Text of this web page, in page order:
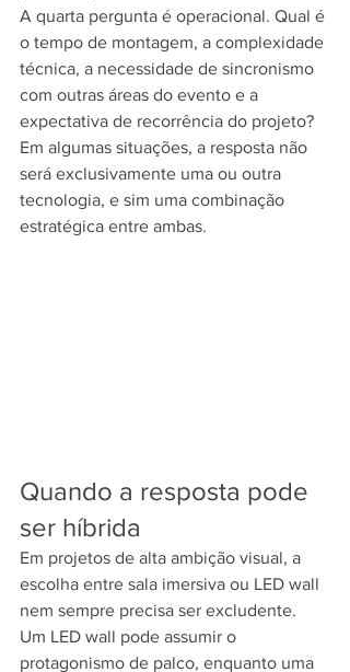
A quarta pergunta é operacional. Qual é
o tempo de montagem, a complexidade
técnica, a necessidade de sincronismo
com outras áreas do evento e a
expectativa de recorrência do projeto?
Em algumas situações, a resposta não
será exclusivamente uma ou outra
tecnologia, e sim uma combinação
estratégica entre ambas.
Quando a resposta pode
ser híbrida
Em projetos de alta ambição visual, a
escolha entre sala imersiva ou LED wall
nem sempre precisa ser excludente.
Um LED wall pode assumir o
protagonismo de palco, enquanto uma